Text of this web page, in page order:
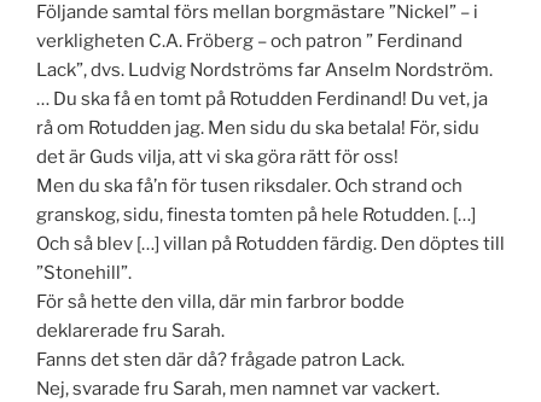
Följande samtal förs mellan borgmästare ”Nickel” – i
verkligheten C.A. Fröberg – och patron ” Ferdinand
Lack”, dvs. Ludvig Nordströms far Anselm Nordström.
… Du ska få en tomt på Rotudden Ferdinand! Du vet, ja
rå om Rotudden jag. Men sidu du ska betala! För, sidu
det är Guds vilja, att vi ska göra rätt för oss!
Men du ska få’n för tusen riksdaler. Och strand och
granskog, sidu, finesta tomten på hele Rotudden. […]
Och så blev […] villan på Rotudden färdig. Den döptes till
”Stonehill”.
För så hette den villa, där min farbror bodde
deklarerade fru Sarah.
Fanns det sten där då? frågade patron Lack.
Nej, svarade fru Sarah, men namnet var vackert.